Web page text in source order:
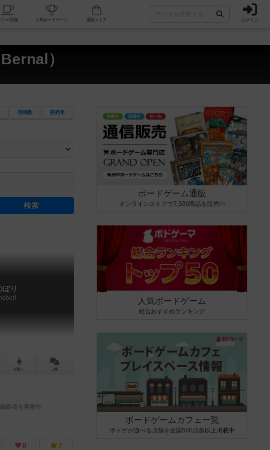
板一覧 カフェ/店舗 人気ボードゲーム ログイン
）
投稿数 発売年
することができます。マニュアルを読む時間や参加者へのルール説明時間は含まれていないため、初めて
ステムを理解できるよう、中世ファンタジー・クッキング・海賊同士の対決など、ゲームコンセプトを絞
ステムです。主にボードゲームに慣れている方向けの絞込機能です。例えば「ダイスロール」はランダ
ぼり
8歳～ 1件
集者を募集中
0 7
ボードゲーム通販
オンラインストアで7,500商品を販売中
人気ボードゲーム
総合おすすめランキング
ボードゲームカフェ一覧
ボドゲが遊べる店舗を全国500店舗以上掲載中